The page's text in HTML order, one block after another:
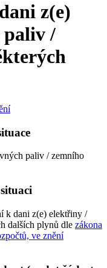
z(e)
paliv /
paliv / zemního
k dani z(e) elektřiny /
dalších plynů dle zákona
ve znění